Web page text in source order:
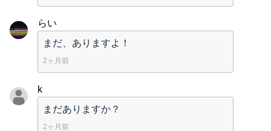
らい
まだ、ありますよ！
2ヶ月前
k
まだありますか？
2ヶ月前